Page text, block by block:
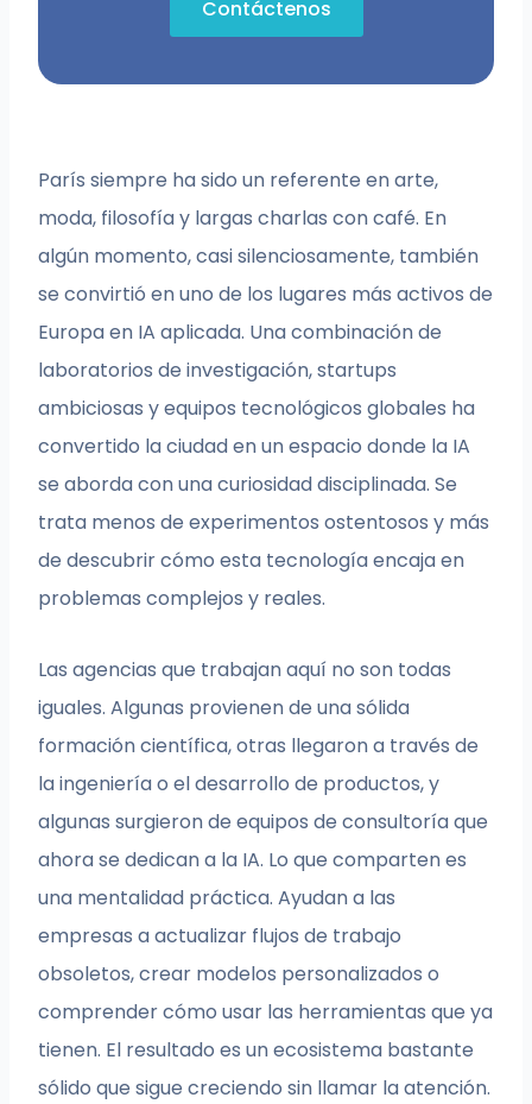
Contáctenos
París siempre ha sido un referente en arte,
moda, filosofía y largas charlas con café. En
algún momento, casi silenciosamente, también
se convirtió en uno de los lugares más activos de
Europa en IA aplicada. Una combinación de
laboratorios de investigación, startups
ambiciosas y equipos tecnológicos globales ha
convertido la ciudad en un espacio donde la IA
se aborda con una curiosidad disciplinada. Se
trata menos de experimentos ostentosos y más
de descubrir cómo esta tecnología encaja en
problemas complejos y reales.
Las agencias que trabajan aquí no son todas
iguales. Algunas provienen de una sólida
formación científica, otras llegaron a través de
la ingeniería o el desarrollo de productos, y
algunas surgieron de equipos de consultoría que
ahora se dedican a la IA. Lo que comparten es
una mentalidad práctica. Ayudan a las
empresas a actualizar flujos de trabajo
obsoletos, crear modelos personalizados o
comprender cómo usar las herramientas que ya
tienen. El resultado es un ecosistema bastante
sólido que sigue creciendo sin llamar la atención.